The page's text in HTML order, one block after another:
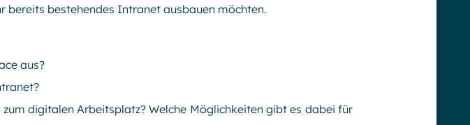
bereits bestehendes Intranet ausbauen möchten.
aus?
digitalen Arbeitsplatz? Welche Möglichkeiten gibt es dabei für